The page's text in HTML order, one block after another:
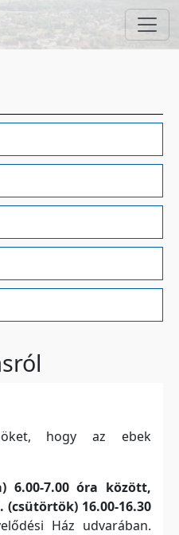
hogy az ebek
6.00-7.00 óra között,
16.00-16.30
Ház udvarában.